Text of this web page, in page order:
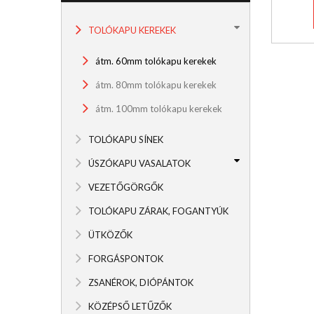
TOLÓKAPU KEREKEK
átm. 60mm tolókapu kerekek
átm. 80mm tolókapu kerekek
átm. 100mm tolókapu kerekek
TOLÓKAPU SÍNEK
ÚSZÓKAPU VASALATOK
VEZETŐGÖRGŐK
TOLÓKAPU ZÁRAK, FOGANTYÚK
ÜTKÖZŐK
FORGÁSPONTOK
ZSANÉROK, DIÓPÁNTOK
KÖZÉPSŐ LETŰZŐK